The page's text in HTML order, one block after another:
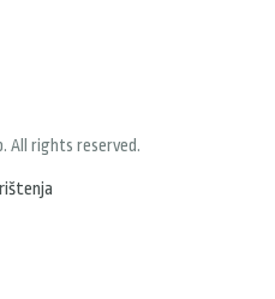
All rights reserved.